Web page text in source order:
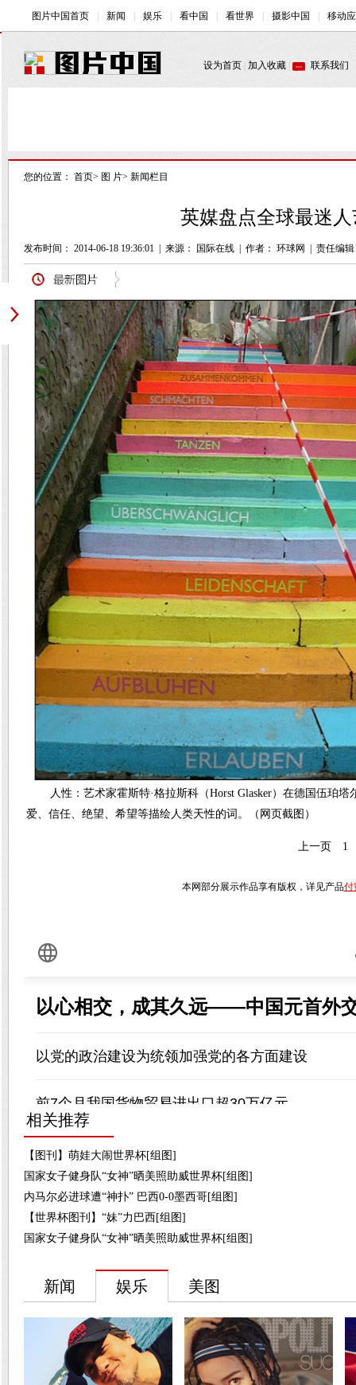
您的位置： 首页> 图 片> 新闻栏目
英媒盘点全球最迷
发布时间： 2014-06-18 19:36:01 来源： 国际在线 作者： 环球网 责任编
人性：艺术家霍斯特·格拉斯科（Horst Glasker）在德国伍珀
爱、信任、绝望、希望等描绘人类天性的词。（网页截图）
上一页 1
本网部分展示作品享有版权，详见产品付
相关推荐
【图刊】萌娃大闹世界杯[组图]
国家女子健身队“女神”晒美照助威世界杯[组图]
内马尔必进球遭“神扑” 巴西0-0墨西哥[组图]
【世界杯图刊】“妹”力巴西[组图]
国家女子健身队“女神”晒美照助威世界杯[组图]